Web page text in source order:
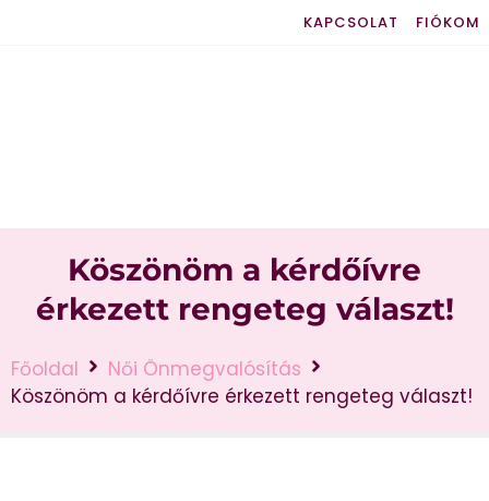
KAPCSOLAT FIÓKOM
Köszönöm a kérdőívre
érkezett rengeteg választ!
Főoldal
Női Önmegvalósítás
Köszönöm a kérdőívre érkezett rengeteg választ!